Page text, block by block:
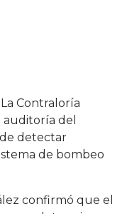
Contraloría
del
detectar
de bombeo
confirmó que el